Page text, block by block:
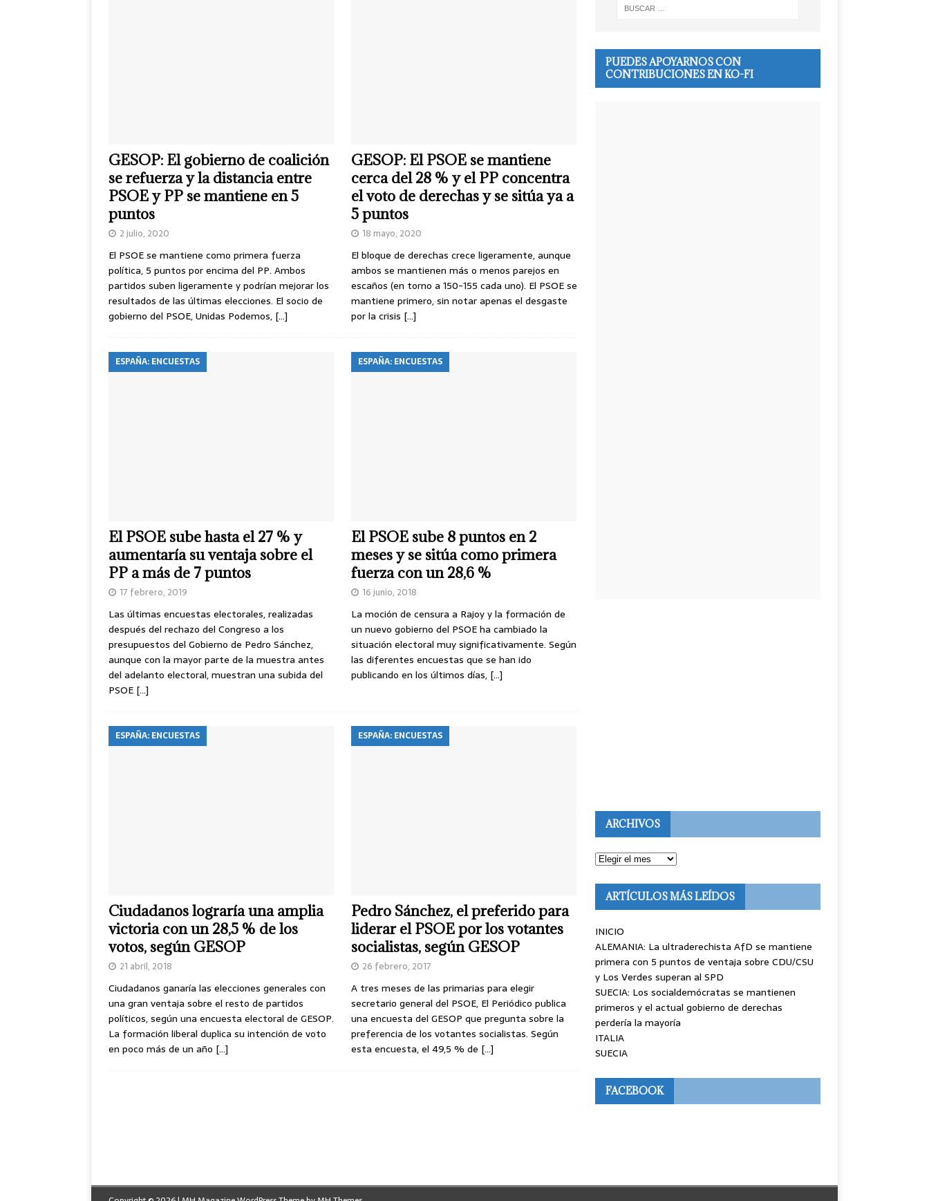
GESOP: El gobierno de coalición
se refuerza y la distancia entre
PSOE y PP se mantiene en 5
puntos
2 julio, 2020
El PSOE se mantiene como primera fuerza
política, 5 puntos por encima del PP. Ambos
partidos suben ligeramente y podrían mejorar los
resultados de las últimas elecciones. El socio de
gobierno del PSOE, Unidas Podemos, […]
GESOP: El PSOE se mantiene
cerca del 28 % y el PP concentra
el voto de derechas y se sitúa ya a
5 puntos
18 mayo, 2020
El bloque de derechas crece ligeramente, aunque
ambos se mantienen más o menos parejos en
escaños (en torno a 150-155 cada uno). El PSOE se
mantiene primero, sin notar apenas el desgaste
por la crisis […]
ESPAÑA: ENCUESTAS
El PSOE sube hasta el 27 % y
aumentaría su ventaja sobre el
PP a más de 7 puntos
17 febrero, 2019
Las últimas encuestas electorales, realizadas
después del rechazo del Congreso a los
presupuestos del Gobierno de Pedro Sánchez,
aunque con la mayor parte de la muestra antes
del adelanto electoral, muestran una subida del
PSOE […]
ESPAÑA: ENCUESTAS
El PSOE sube 8 puntos en 2
meses y se sitúa como primera
fuerza con un 28,6 %
16 junio, 2018
La moción de censura a Rajoy y la formación de
un nuevo gobierno del PSOE ha cambiado la
situación electoral muy significativamente. Según
las diferentes encuestas que se han ido
publicando en los últimos días, […]
ESPAÑA: ENCUESTAS
Ciudadanos lograría una amplia
victoria con un 28,5 % de los
votos, según GESOP
21 abril, 2018
Ciudadanos ganaría las elecciones generales con
una gran ventaja sobre el resto de partidos
políticos, según una encuesta electoral de GESOP.
La formación liberal duplica su intención de voto
en poco más de un año […]
ESPAÑA: ENCUESTAS
Pedro Sánchez, el preferido para
liderar el PSOE por los votantes
socialistas, según GESOP
26 febrero, 2017
A tres meses de las primarias para elegir
secretario general del PSOE, El Periódico publica
una encuesta del GESOP que pregunta sobre la
preferencia de los votantes socialistas. Según
esta encuesta, el 49,5 % de […]
PUEDES APOYARNOS CON
CONTRIBUCIONES EN KO-FI
ARCHIVOS
ARTÍCULOS MÁS LEÍDOS
INICIO
ALEMANIA: La ultraderechista AfD se mantiene
primera con 5 puntos de ventaja sobre CDU/CSU
y Los Verdes superan al SPD
SUECIA: Los socialdemócratas se mantienen
primeros y el actual gobierno de derechas
perdería la mayoría
ITALIA
SUECIA
FACEBOOK